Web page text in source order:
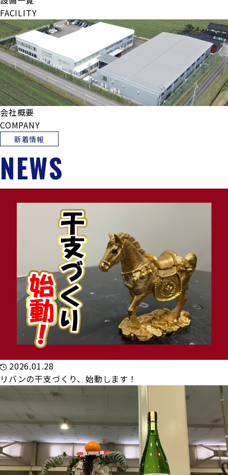
FACILITY
会社概要
COMPANY
新着情報
NEWS
2026.01.28
リバンの干支づくり、始動します！